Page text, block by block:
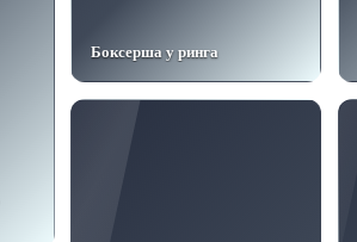
Боксерша у ринга